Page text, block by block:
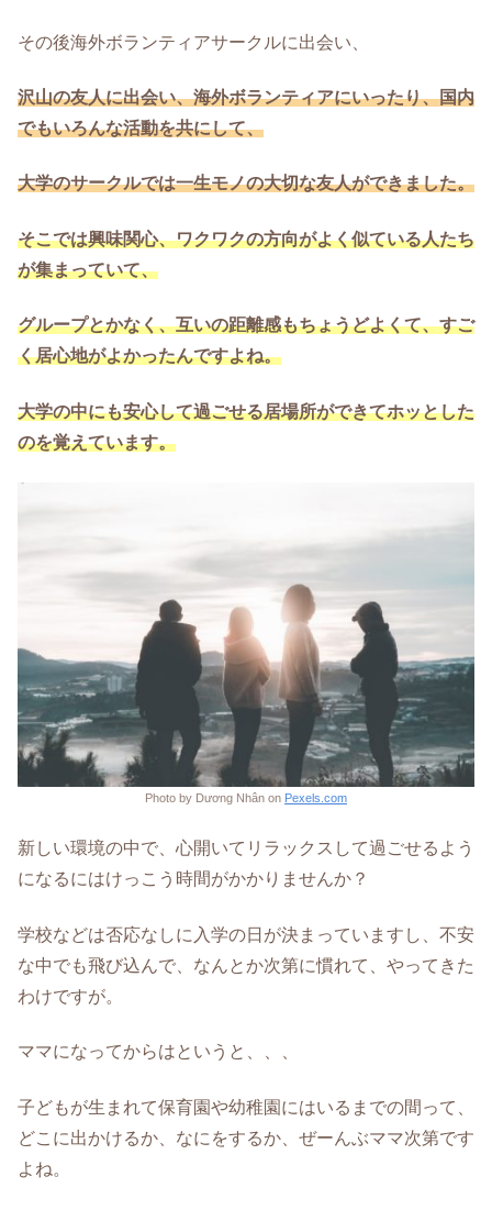
その後海外ボランティアサークルに出会い、
沢山の友人に出会い、海外ボランティアにいったり、国内
でもいろんな活動を共にして、
大学のサークルでは一生モノの大切な友人ができました。
そこでは興味関心、ワクワクの方向がよく似ている人たち
が集まっていて、
グループとかなく、互いの距離感もちょうどよくて、すご
く居心地がよかったんですよね。
大学の中にも安心して過ごせる居場所ができてホッとした
のを覚えています。
Photo by Dương Nhân on Pexels.com
新しい環境の中で、心開いてリラックスして過ごせるよう
になるにはけっこう時間がかかりませんか？
学校などは否応なしに入学の日が決まっていますし、不安
な中でも飛び込んで、なんとか次第に慣れて、やってきた
わけですが。
ママになってからはというと、、、
子どもが生まれて保育園や幼稚園にはいるまでの間って、
どこに出かけるか、なにをするか、ぜーんぶママ次第です
よね。